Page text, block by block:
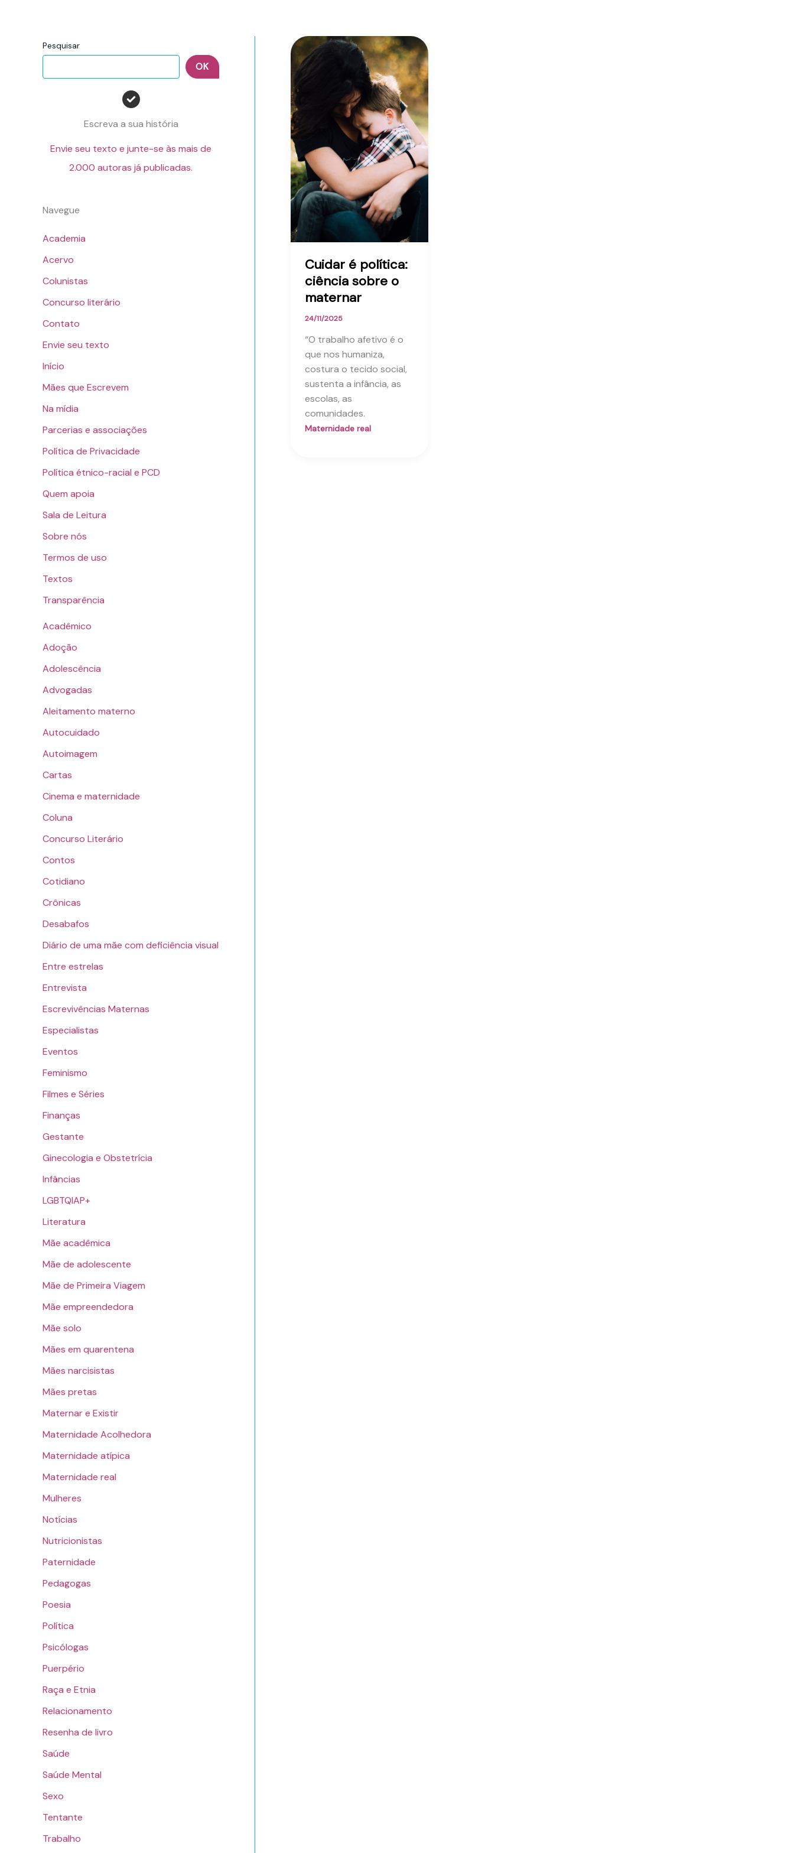
Pesquisar
OK
Escreva a sua história
Envie seu texto e junte-se às mais de
2.000 autoras já publicadas.
Navegue
Academia
Acervo
Colunistas
Concurso literário
Contato
Envie seu texto
Início
Mães que Escrevem
Na mídia
Parcerias e associações
Política de Privacidade
Política étnico-racial e PCD
Quem apoia
Sala de Leitura
Sobre nós
Termos de uso
Textos
Transparência
Acadêmico
Adoção
Adolescência
Advogadas
Aleitamento materno
Autocuidado
Autoimagem
Cartas
Cinema e maternidade
Coluna
Concurso Literário
Contos
Cotidiano
Crônicas
Desabafos
Diário de uma mãe com deficiência visual
Entre estrelas
Entrevista
Escrevivências Maternas
Especialistas
Eventos
Feminismo
Filmes e Séries
Finanças
Gestante
Ginecologia e Obstetrícia
Infâncias
LGBTQIAP+
Literatura
Mãe acadêmica
Mãe de adolescente
Mãe de Primeira Viagem
Mãe empreendedora
Mãe solo
Mães em quarentena
Mães narcisistas
Mães pretas
Maternar e Existir
Maternidade Acolhedora
Maternidade atípica
Maternidade real
Mulheres
Notícias
Nutricionistas
Paternidade
Pedagogas
Poesia
Política
Psicólogas
Puerpério
Raça e Etnia
Relacionamento
Resenha de livro
Saúde
Saúde Mental
Sexo
Tentante
Trabalho
Cuidar é política:
ciência sobre o
maternar
24/11/2025
“O trabalho afetivo é o
que nos humaniza,
costura o tecido social,
sustenta a infância, as
escolas, as
comunidades.
Maternidade real